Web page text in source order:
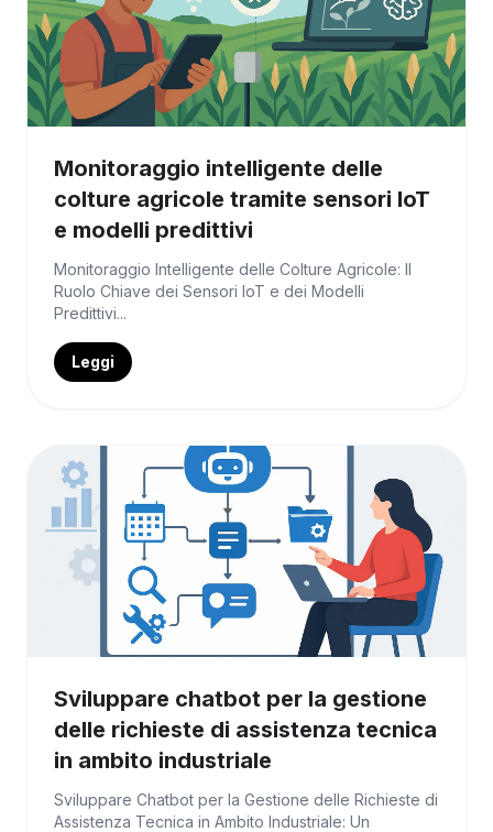
Monitoraggio intelligente delle
colture agricole tramite sensori IoT
e modelli predittivi
Monitoraggio Intelligente delle Colture Agricole: Il
Ruolo Chiave dei Sensori IoT e dei Modelli
Predittivi...
Leggi
Sviluppare chatbot per la gestione
delle richieste di assistenza tecnica
in ambito industriale
Sviluppare Chatbot per la Gestione delle Richieste di
Assistenza Tecnica in Ambito Industriale: Un